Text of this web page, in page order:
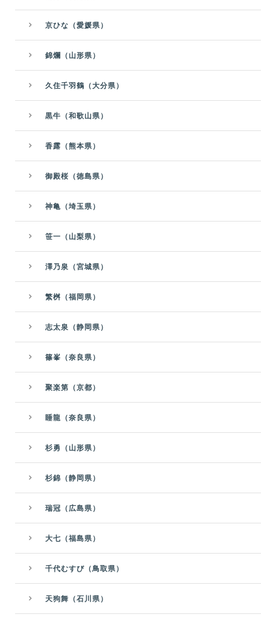
京ひな（愛媛県）
錦爛（山形県）
久住千羽鶴（大分県）
黒牛（和歌山県）
香露（熊本県）
御殿桜（徳島県）
神亀（埼玉県）
笹一（山梨県）
澤乃泉（宮城県）
繁桝（福岡県）
志太泉（静岡県）
篠峯（奈良県）
聚楽第（京都）
睡龍（奈良県）
杉勇（山形県）
杉錦（静岡県）
瑞冠（広島県）
大七（福島県）
千代むすび（鳥取県）
天狗舞（石川県）